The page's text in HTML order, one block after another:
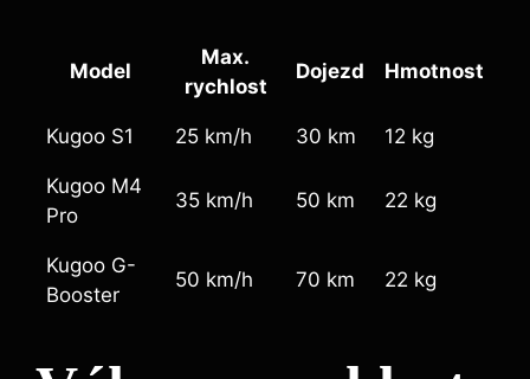
Model
Max.
rychlost
Dojezd Hmotnost
Kugoo S1 25 km/h 30 km 12 kg
Kugoo M4
Pro
35 km/h 50 km 22 kg
Kugoo G-
Booster
50 km/h 70 km 22 kg